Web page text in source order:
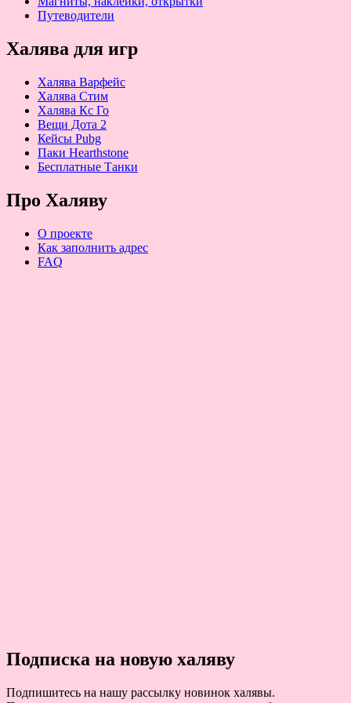
Путеводители
Халява для игр
Халява Варфейс
Халява Стим
Халява Кс Го
Вещи Дота 2
Кейсы Pubg
Паки Hearthstone
Бесплатные Танки
Про Халяву
О проекте
Как заполнить адрес
FAQ
Подписка на новую халяву
Подпишитесь на нашу рассылку новинок халявы.